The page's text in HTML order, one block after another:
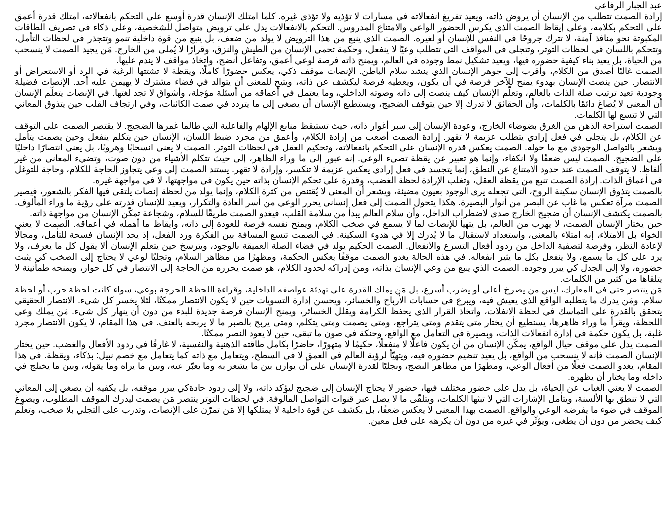
عبد الجبار الرفاعي
إرادة الصمت تتطلب من الإنسان أن يروض ذاته، ويعيد تفريغ انفعالاته في مسارات لا تؤذيه ولا تؤذي غيره. كلما امتلك الإنسان قدرة أوسع على التحكم بانفعالاته، امتلك قدرة أعمق
على التحكم بكلامه، وعلى إيقاظ الصمت الذي يكرس الحضور الواعي والامتناع المدروس. التحكم بالانفعالات يدل على ترويض متواصل للشخصية، وعلى ذكاء في تصريف الطاقات
المكبوتة نحو منافذ آمنة، لا تترك جروحًا في النفس للإنسان أو لغيره. الصمت الذي ينبع من هذا الترويض لا يولد من ضعف، بل ينبع من قوة داخلية تنمو وتتجذر في لحظات التأمل،
وتتحكم باللسان في لحظات التوتر، وتتجلى في المواقف التي تتطلب وعيًا لا ينفعل، وحكمة تحمي الإنسان من الطيش والنزق، وقرارًا لا يُملى من الخارج. مَن يجيد الصمت لا ينسحب
من الحياة، بل يعيد بناء كيفية حضوره فيها، ويعيد تشكيل نمط وجوده في العالم، ويمنح ذاته فرصة لوعي أعمق، وتفاعل أنضج، واتخاذ مواقف لا يندم عليها.
الصمت غالبًا أصدق من الكلام، وأقرب إلى جوهر الإنسان الذي ينشد سلام الباطن. الإنصات موقف ذكي، يعكس حضورًا كاملًا، ويقظة لا تشتتها الرغبة في الرد أو الاستعراض أو
الانتصار. حين ينصت الإنسان بهدوء يمنح للآخر فرصة في أن يكون، ويعطيه فرصة ليكشف عن ذاته، ويتيح للمعنى أن يتوالد في فضاء مشترك لا يهيمن عليه أحد. الإنصات فضيلة
وجودية تعيد ترتيب صلة الذات بالعالم، وتعلّم الإنسان كيف ينصت إلى ذاته وصوته الداخلي، وما يعتمل في أعماقه من أسئلة مؤجلة، وأشواق لا تجد لغتها. في الإنصات يتعلّم الإنسان
أن المعنى لا يُصاغ دائمًا بالكلمات، وأن الحقائق لا تدرك إلا حين يتوقف الضجيج، ويستطيع الإنسان أن يصغى إلى ما يتردد في صمت الكائنات، وفي ارتجاف القلب حين يتذوق المعاني
التي لا تتسع لها الكلمات.
الصمت استراحة الذهن من الغرق بضوضاء الخارج، وعودة الإنسان إلى سبر أغوار ذاته، حيث تستيقظ منابع الإلهام والفاعلية التي طالما غمرها الضجيج. لا يقتصر الصمت على التوقف
عن الكلام، بل يتجلى في فعل إرادي يتطلب عزيمة لا تقهر. إرادة الصمت أصعب من إرادة الكلام، وأعمق من مجرد ضبط اللسان، الإنسان حين يتكلم ينفعل وحين يصمت يتأمل
ويشعر بالتواصل الوجودي مع ما حوله. الصمت يعكس قدرة الإنسان على التحكم بانفعالاته، وتحكيم العقل في لحظات التوتر. الصمت لا يعني انسحابًا وهروبًا، بل يعني انتصارًا داخليًا
على الضجيج. الصمت ليس ضعفًا ولا انكفاء، وإنما هو تعبير عن يقظة تضيء الوعي. إنه عبور إلى ما وراء الظاهر، إلى حيث تتكلم الأشياء من دون صوت، وتضيء المعاني من غير
ألفاظ. لا يتوقف الصمت عند حدود الامتناع عن النطق، إنما يتجسد في فعل إرادي يعكس عزيمة لا تنكسر، وإرادة لا تقهر. يستند الصمت إلى وعي يتجاوز الحاجة للكلام، وحاجة للتوغل
في أعماق الذات. إرادة الصمت تنبع من يقظة العقل، وتغلب الإرادة لحظة الغضب، وقدرة على تحكم الإنسان بذاته حين يكون في مواجهتها، لا في مواجهة غيره.
بالصمت يتذوق الإنسان سكينة الروح، التي تجعله يرى الوجود بعيون مضيئة، ويشعر أن المعنى لا يُقتنص من كثرة الكلام، وإنما يولد من لحظة إنصات يلتقي فيها الفكر بالشعور، فيصير
الصمت مرآة تعكس ما غاب عن البصر من أنوار البصيرة. هكذا يتحول الصمت إلى فعل إنساني يحرر الوعي من أسر العادة والتكرار، ويعيد للإنسان قدرته على رؤية ما وراء المألوف.
بالصمت يكتشف الإنسان أن ضجيج الخارج صدى لاضطراب الداخل، وأن سلام العالم يبدأ من سلامة القلب، فيغدو الصمت طريقًا للسلام، وشجاعة تمكّن الإنسان من مواجهة ذاته.
حين يختار الإنسان الصمت، لا يهرب من العالم، بل يتهيأ للإنصات لما لا يسمع في صخب الكلام، ويمنح نفسه فرصة للعودة إلى ذاته، وايقاظ ما أهمله في أعماقه. الصمت لا يعني
الخواء بل الامتلاء، إنه امتلاء بالمعنى، واستعداد لاستقبال ما لا يُدرك إلا في هدوء السكينة. في الصمت تتسع المسافة بين الفكرة ورد الفعل، إذ يجد الإنسان فسحة للتأمل، ومجالًا
لإعادة النظر، وفرصة لتصفية الداخل من ردود أفعال التسرع والانفعال. الصمت الحكيم يولد في فضاء الصلة العميقة بالوجود، ويترسخ حين يتعلم الإنسان ألا يقول كل ما يعرف، ولا
يرد على كل ما يسمع، ولا ينفعل بكل ما يثير انفعاله. في هذه الحالة يغدو الصمت موقفًا يعكس الحكمة، ومظهرًا من مظاهر السلام، وتجليًا لوعي لا يحتاج إلى الصخب كي يثبت
حضوره، ولا إلى الجدل كي يبرر وجوده. الصمت الذي ينبع من وعي الإنسان بذاته، ومن إدراكه لحدود الكلام، هو صمت يحرره من الحاجة إلى الانتصار في كل حوار، ويمنحه طمأنينة لا
يتلقاها من كثير من الكلمات.
مَن ينتصر حتى في المعارك، ليس من يصرخ أعلى أو يضرب أسرع، بل مَن يملك القدرة على تهدئة عواصفه الداخلية، وقراءة اللحظة الحرجة بوعي، سواء كانت لحظة حرب أو لحظة
سلام. ومَن يدرك ما يتطلبه الواقع الذي يعيش فيه، ويبرع في حسابات الأرباح والخسائر، ويحسن إدارة التسويات حين لا يكون الانتصار ممكنًا، لئلا يخسر كل شيء. الانتصار الحقيقي
يتحقق بالقدرة على التماسك في لحظة الانفلات، واتخاذ القرار الذي يحفظ الكرامة ويقلل الخسائر، ويمنح الإنسان فرصة جديدة للبدء من دون أن ينهار كل شيء. مَن يملك وعي
اللحظة، ويقرأ ما وراء ظاهرها، يستطيع أن يختار متى يتقدم ومتى يتراجع، ومتى يصمت ومتى يتكلم، ومتى يربح بالصبر ما لا يربحه بالعنف. في هذا المقام، لا يكون الانتصار مجرد
غلبة، بل يكون حكمة في إدارة انفعالات الذات، وبصيرة في التعامل مع الواقع، وحنكة في صون ما تبقى، حين لا يعود النصر ممكنًا.
الصمت يدل على موقف حيال الواقع، يمكّن الإنسان من أن يكون فاعلًا لا منفعلًا، حكيمًا لا متهورًا، حاضرًا بكامل طاقته الذهنية والنفسية، لا غارقًا في ردود الأفعال والغضب. حين يختار
الإنسان الصمت فإنه لا ينسحب من الواقع، بل يعيد تنظيم حضوره فيه، ويتهيّأ لرؤية العالم في العمق لا في السطح، ويتعامل مع ذاته كما يتعامل مع خصم نبيل: بذكاء، ويقظة. في هذا
المقام، يغدو الصمت فعلًا من أفعال الوعي، ومظهرًا من مظاهر النضج، وتجليًا لقدرة الإنسان على أن يوازن بين ما يشعر به وما يعبّر عنه، وبين ما يراه وما يقوله، وبين ما يختلج في
داخله وما يختار أن يظهره.
الصمت لا يعني الغياب عن الحياة، بل يدل على حضور مختلف فيها، حضور لا يحتاج الإنسان إلى ضجيج ليؤكد ذاته، ولا إلى ردود حادةكي يبرر موقفه، بل يكفيه أن يصغي إلى المعاني
التي لا تنطق بها الألسنة، ويتأمل الإشارات التي لا تبثها الكلمات، ويتلقّى ما لا يصل عبر قنوات التواصل المألوفة. في لحظات التوتر ينتصر مَن يصمت ليدرك الموقف المطلوب، ويصوغ
الموقف في ضوء ما يفرضه الوعي والواقع. الصمت بهذا المعنى لا يعكس ضعفًا، بل يكشف عن قوة داخلية لا يمتلكها إلا مَن تمرّن على الإنصات، وتدرب على التجلي بلا صخب، وتعلّم
كيف يحضر من دون أن يطغى، ويؤثّر في غيره من دون أن يكرهه على فعل معين.